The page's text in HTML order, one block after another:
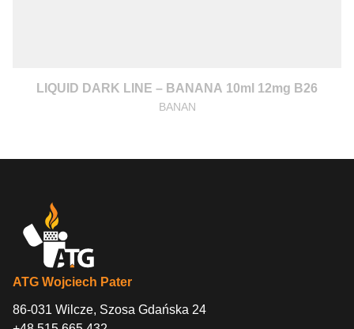
LIQUID DARK LINE – BANANA 10ml 12mg B26
BANAN
ATG Wojciech Pater
86-031 Wilcze, Szosa Gdańska 24